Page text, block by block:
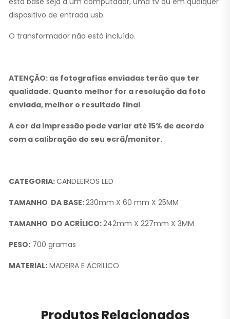
dispositivo de entrada usb.
O transformador não está incluído.
ATENÇÃO: as fotografias enviadas terão que ter
qualidade. Quanto melhor for a resolução da foto
enviada, melhor o resultado final.
A cor da impressão pode variar até 15% de acordo
com a calibração do seu ecrã/monitor.
CATEGORIA:CANDEEIROS LED
TAMANHO DA BASE:230mm X 60 mm X 25MM
TAMANHO DO ACRÍLICO:242mm X 227mm X 3MM
PESO: 700 gramas
MATERIAL: MADEIRA E ACRILICO
Produtos Relacionados